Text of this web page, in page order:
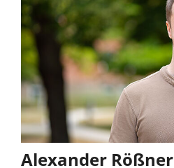
Alexander Rößner